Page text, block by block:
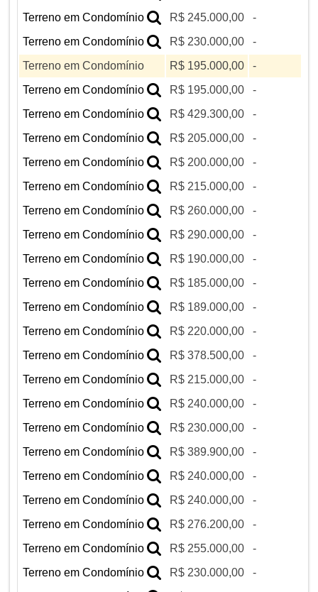
Terreno em Condomínio
R$ 245.000,00
-
Terreno em Condomínio
R$ 230.000,00
-
Terreno em Condomínio
R$ 195.000,00
-
Terreno em Condomínio
R$ 195.000,00
-
Terreno em Condomínio
R$ 429.300,00
-
Terreno em Condomínio
R$ 205.000,00
-
Terreno em Condomínio
R$ 200.000,00
-
Terreno em Condomínio
R$ 215.000,00
-
Terreno em Condomínio
R$ 260.000,00
-
Terreno em Condomínio
R$ 290.000,00
-
Terreno em Condomínio
R$ 190.000,00
-
Terreno em Condomínio
R$ 185.000,00
-
Terreno em Condomínio
R$ 189.000,00
-
Terreno em Condomínio
R$ 220.000,00
-
Terreno em Condomínio
R$ 378.500,00
-
Terreno em Condomínio
R$ 215.000,00
-
Terreno em Condomínio
R$ 240.000,00
-
Terreno em Condomínio
R$ 230.000,00
-
Terreno em Condomínio
R$ 389.900,00
-
Terreno em Condomínio
R$ 240.000,00
-
Terreno em Condomínio
R$ 240.000,00
-
Terreno em Condomínio
R$ 276.200,00
-
Terreno em Condomínio
R$ 255.000,00
-
Terreno em Condomínio
R$ 230.000,00
-